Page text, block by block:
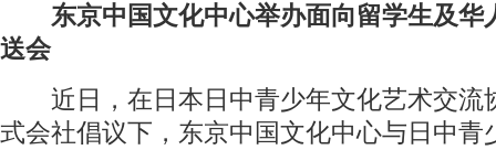
东京中国文化中心举办面向留学生及华
送会
近日，在日本日中青少年文化艺术交流
式会社倡议下，东京中国文化中心与日中青